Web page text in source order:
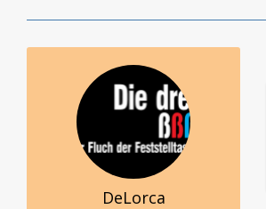
DeLorca